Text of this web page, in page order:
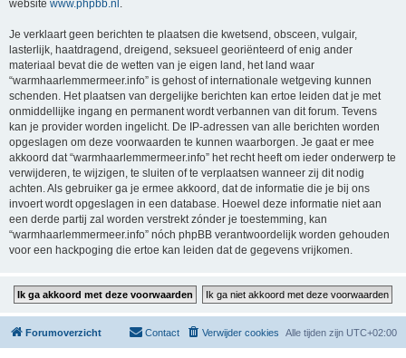
website www.phpbb.nl .
Je verklaart geen berichten te plaatsen die kwetsend, obsceen, vulgair,
lasterlijk, haatdragend, dreigend, seksueel georiënteerd of enig ander
materiaal bevat die de wetten van je eigen land, het land waar
“warmhaarlemmermeer.info” is gehost of internationale wetgeving kunnen
schenden. Het plaatsen van dergelijke berichten kan ertoe leiden dat je met
onmiddellijke ingang en permanent wordt verbannen van dit forum. Tevens
kan je provider worden ingelicht. De IP-adressen van alle berichten worden
opgeslagen om deze voorwaarden te kunnen waarborgen. Je gaat er mee
akkoord dat “warmhaarlemmermeer.info” het recht heeft om ieder onderwerp te
verwijderen, te wijzigen, te sluiten of te verplaatsen wanneer zij dit nodig
achten. Als gebruiker ga je ermee akkoord, dat de informatie die je bij ons
invoert wordt opgeslagen in een database. Hoewel deze informatie niet aan
een derde partij zal worden verstrekt zónder je toestemming, kan
“warmhaarlemmermeer.info” nóch phpBB verantwoordelijk worden gehouden
voor een hackpoging die ertoe kan leiden dat de gegevens vrijkomen.
Forumoverzicht Alle tijden zijn UTC+02:00
Verwijder cookies
Contact